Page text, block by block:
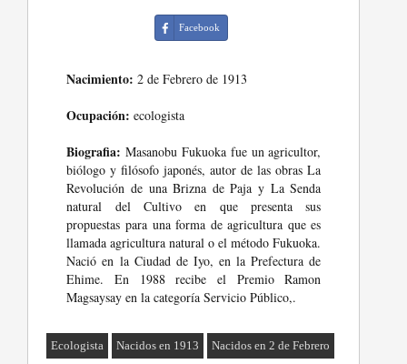
Facebook
Nacimiento: 2 de Febrero de 1913
Ocupación: ecologista
Biografia: Masanobu Fukuoka fue un agricultor,
biólogo y filósofo japonés, autor de las obras La
Revolución de una Brizna de Paja y La Senda
natural del Cultivo en que presenta sus
propuestas para una forma de agricultura que es
llamada agricultura natural o el método Fukuoka.
Nació en la Ciudad de Iyo, en la Prefectura de
Ehime. En 1988 recibe el Premio Ramon
Magsaysay en la categoría Servicio Público,.
Ecologista Nacidos en 1913 Nacidos en 2 de Febrero